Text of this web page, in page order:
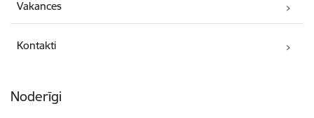
Vakances
Kontakti
Noderīgi